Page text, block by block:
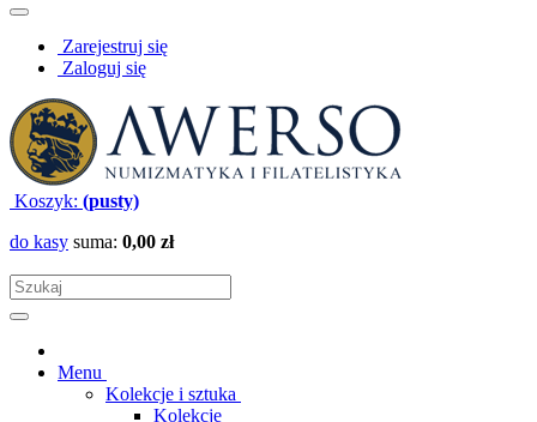
Zarejestruj się
Zaloguj się
Koszyk: (pusty)
do kasy suma: 0,00 zł
Menu
Kolekcje i sztuka
Kolekcje